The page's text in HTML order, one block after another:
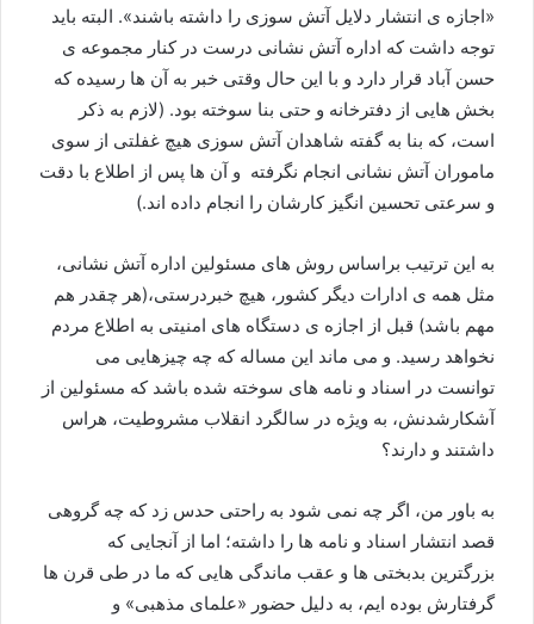
«اجازه ی انتشار دلایل آتش سوزی را داشته باشند». البته باید
توجه داشت که اداره آتش نشانی درست در کنار مجموعه ی
حسن آباد قرار دارد و با این حال وقتی خبر به آن ها رسیده که
بخش هایی از دفترخانه و حتی بنا سوخته بود. (لازم به ذکر
است، که بنا به گفته شاهدان آتش سوزی هیچ غفلتی از سوی
ماموران آتش نشانی انجام نگرفته و آن ها پس از اطلاع با دقت
و سرعتی تحسین انگیز کارشان را انجام داده اند.)
به این ترتیب براساس روش های مسئولین اداره آتش نشانی،
مثل همه ی ادارات دیگر کشور، هیچ خبردرستی،(هر چقدر هم
مهم باشد) قبل از اجازه ی دستگاه های امنیتی به اطلاع مردم
نخواهد رسید. و می ماند این مساله که چه چیزهایی می
توانست در اسناد و نامه های سوخته شده باشد که مسئولین از
آشکارشدنش، به ويژه در سالگرد انقلاب مشروطیت، هراس
داشتند و دارند؟
به باور من، اگر چه نمی شود به راحتی حدس زد که چه گروهی
قصد انتشار اسناد و نامه ها را داشته؛ اما از آنجایی که
بزرگترین بدبختی ها و عقب ماندگی هایی که ما در طی قرن ها
گرفتارش بوده ایم، به دلیل حضور «علمای مذهبی» و